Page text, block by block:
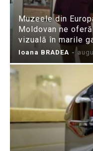
Muzeele din
Moldovan ne
vizuală în marile
Ioana BRADEA -